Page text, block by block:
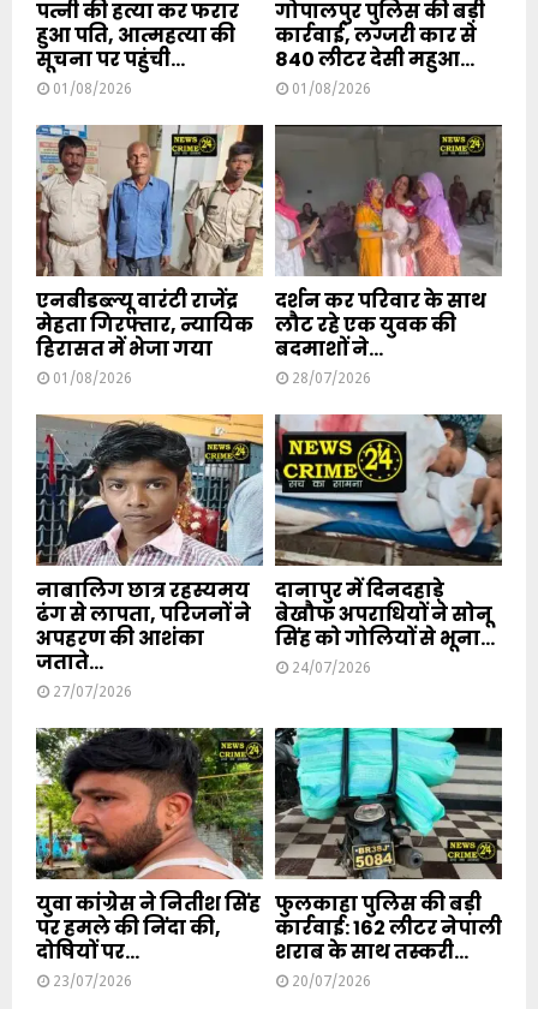
पत्नी की हत्या कर फरार
हुआ पति, आत्महत्या की
सूचना पर पहुंची...
01/08/2026
गोपालपुर पुलिस की बड़ी
कार्रवाई, लग्जरी कार से
840 लीटर देसी महुआ...
01/08/2026
एनबीडब्ल्यू वारंटी राजेंद्र
मेहता गिरफ्तार, न्यायिक
हिरासत में भेजा गया
01/08/2026
दर्शन कर परिवार के साथ
लौट रहे एक युवक की
बदमाशों ने...
28/07/2026
नाबालिग छात्र रहस्यमय
ढंग से लापता, परिजनों ने
अपहरण की आशंका
जताते...
27/07/2026
दानापुर में दिनदहाड़े
बेखौफ अपराधियों ने सोनू
सिंह को गोलियों से भूना...
24/07/2026
युवा कांग्रेस ने नितीश सिंह
पर हमले की निंदा की,
दोषियों पर...
23/07/2026
फुलकाहा पुलिस की बड़ी
कार्रवाई: 162 लीटर नेपाली
शराब के साथ तस्करी...
20/07/2026